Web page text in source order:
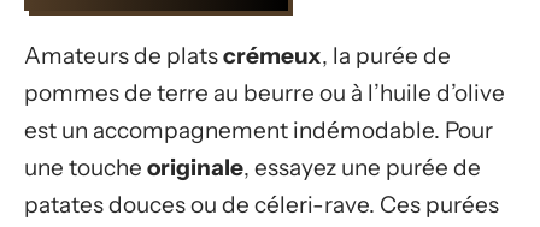
Amateurs de platscrémeux, la purée de
pommes de terre au beurre ou à l’huile d’olive
est un accompagnement indémodable. Pour
une touche originale, essayez une purée de
patates douces ou de céleri-rave. Ces purées